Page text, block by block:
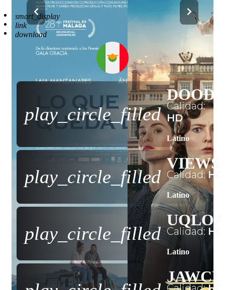
smart_display
linkEnlaces4
downloadDescargar0
play_circle_filled
DOOD
Calidad:
HD
Latino
play_circle_filled Calidad:HD
Latino
play_circle_filled Calidad: HD
Latino